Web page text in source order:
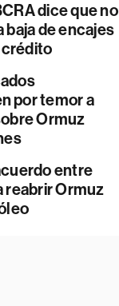
dice que no
baja de encajes
crédito
por temor a
Ormuz
entre
reabrir Ormuz